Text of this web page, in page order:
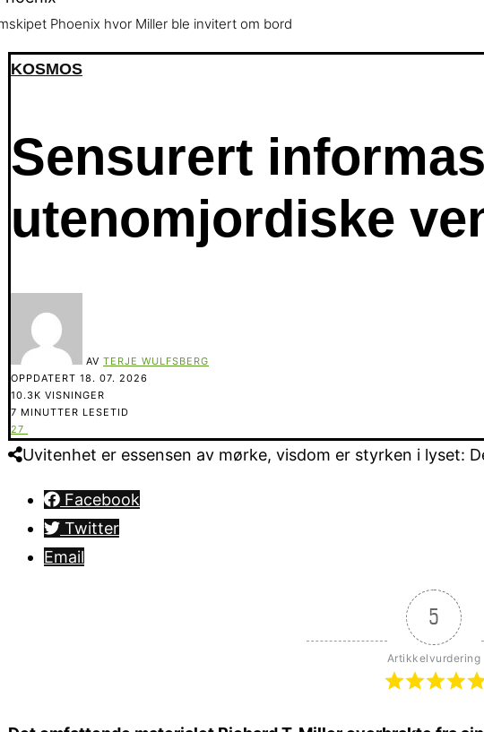
Phoenix hvor Miller ble invitert om bord
KOSMOS
Sensurert
utenomjordiske
AV TERJE WULFSBERG
OPPDATERT 18. 07. 2026
10.3K VISNINGER
7 MINUTTER LESETID
27
Uvitenhet er essensen av mørke, visdom er styrken i lyset:
Facebook
Twitter
Email
5
Artikkelvurdering